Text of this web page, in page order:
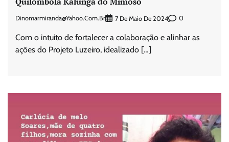
Dinomarmiranda@yahoo.com.br 7 De Maio De 2024 0
Com o intuito de fortalecer a colaboração e alinhar as
ações do Projeto Luzeiro, idealizado […]